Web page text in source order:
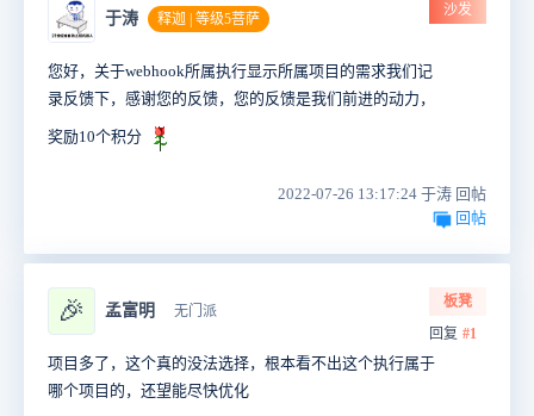
于涛 释迦 | 等级5菩萨
沙发
您好，关于webhook所属执行显示所属项目的需求我们记
录反馈下，感谢您的反馈，您的反馈是我们前进的动力，
奖励10个积分
2022-07-26 13:17:24 于涛 回帖
回帖
🎉 孟富明 无门派
板凳
回复 #1
项目多了，这个真的没法选择，根本看不出这个执行属于
哪个项目的，还望能尽快优化